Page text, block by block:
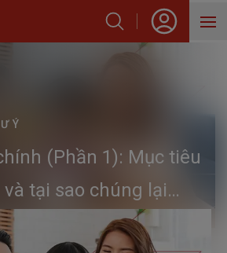
Ý
(Phần 1): Mục tiêu
tại sao chúng lại